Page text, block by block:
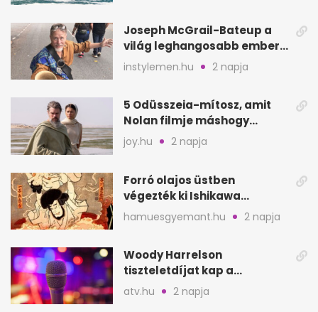
Joseph McGrail-Bateup a
világ leghangosabb embere
lett Ausztráliából
instylemen.hu 2 napja
5 Odüsszeia-mítosz, amit
Nolan filmje máshogy
mutat, mint Homérosz
joy.hu 2 napja
Forró olajos üstben
végezték ki Ishikawa
Goemont, Japán Robin
Hoodját
hamuesgyemant.hu 2 napja
Woody Harrelson
tiszteletdíjat kap a
Szarajevói Filmfesztiválon
atv.hu 2 napja